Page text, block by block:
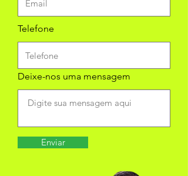
Telefone
Deixe-nos uma mensagem
Enviar